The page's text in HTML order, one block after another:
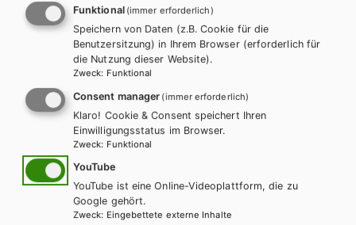
Das Übungsheft„Kompetenz: Mathematik, Einstieg in die BHS“
ist im Anhang zu den Schulbuchlisten aller BHS-Formen
enthalten, kann aber auch außerhalb der Schulbuchaktion über
den Buchhandel oder direkt beim Verlag bezogen werden.
WEITERLESEN
Funktional (immer erforderlich)
Speichern von Daten (z.B. Cookie für die
Benutzersitzung) in Ihrem Browser (erforderlich für
die Nutzung dieser Website).
Zweck: Funktional
Consent manager (immer erforderlich)
Klaro! Cookie & Consent speichert Ihren
Einwilligungsstatus im Browser.
Zweck: Funktional
YouTube
YouTube ist eine Online-Videoplattform, die zu
Google gehört.
Zweck: Eingebettete externe Inhalte